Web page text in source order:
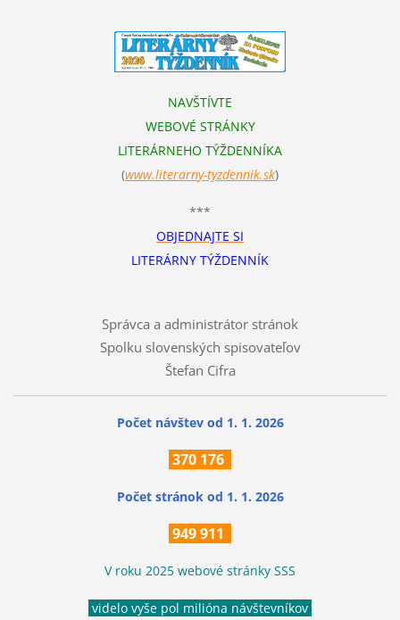
NAVŠTÍVTE
WEBOVÉ STRÁNKY
LITERÁRNEHO TÝŽDENNÍKA
(www.literarny-tyzdennik.sk)
***
OBJEDNAJTE SI
LITERÁRNY TÝŽDENNÍK
Správca a administrátor stránok
Spolku slovenských spisovateľov
Štefan Cifra
Počet návštev od 1. 1. 2026
370 176
Počet stránok od 1. 1. 2026
949 911
V roku 2025 webové stránky SSS
videlo vyše pol milióna návštevníkov